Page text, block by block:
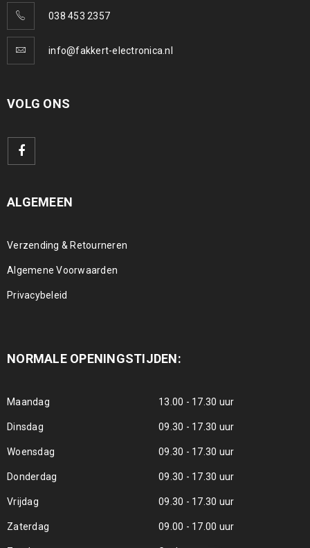
038 453 2357
info@fakkert-electronica.nl
VOLG ONS
ALGEMEEN
Verzending & Retourneren
Algemene Voorwaarden
Privacybeleid
NORMALE OPENINGSTIJDEN:
Maandag 13.00 - 17.30 uur
Dinsdag 09.30 - 17.30 uur
Woensdag 09.30 - 17.30 uur
Donderdag 09.30 - 17.30 uur
Vrijdag 09.30 - 17.30 uur
Zaterdag 09.00 - 17.00 uur